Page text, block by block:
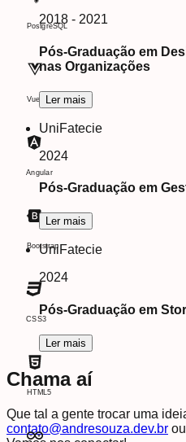
PostgreSQL
Vue.js
Angular
Bootstrap
CSS3
HTML5
2018 - 2021
Pós-Graduação em
nas Organizações
Ler mais
UniFatecie
2024
Pós-Graduação em
Ler mais
UniFatecie
2024
Pós-Graduação em
Ler mais
Chama aí
Que tal a gente trocar uma
contato@andresouza.dev.br